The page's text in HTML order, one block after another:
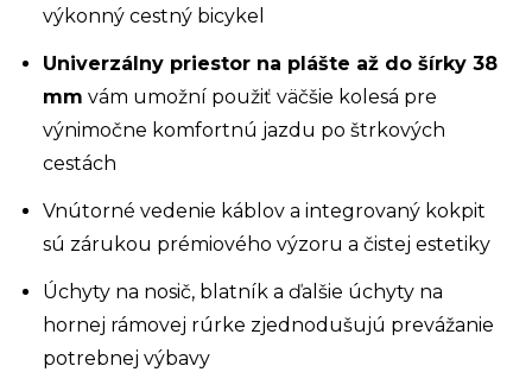
výkonný cestný bicykel
Univerzálny priestor na plášte až do šírky 38
mm vám umožní použiť väčšie kolesá pre
výnimočne komfortnú jazdu po štrkových
cestách
Vnútorné vedenie káblov a integrovaný kokpit
sú zárukou prémiového výzoru a čistej estetiky
Úchyty na nosič, blatník a ďalšie úchyty na
hornej rámovej rúrke zjednodušujú prevážanie
potrebnej výbavy